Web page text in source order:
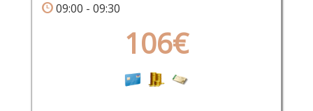
09:00 - 09:30
106€